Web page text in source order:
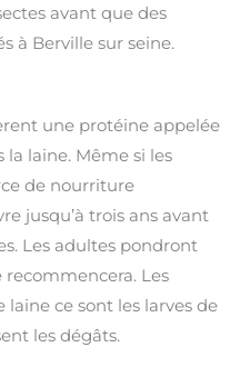
avant que des
à Berville sur seine.
une protéine appelée
la laine. Même si les
de nourriture
jusqu’à trois ans avant
Les adultes pondront
recommencera. Les
ce sont les larves de
les dégâts.